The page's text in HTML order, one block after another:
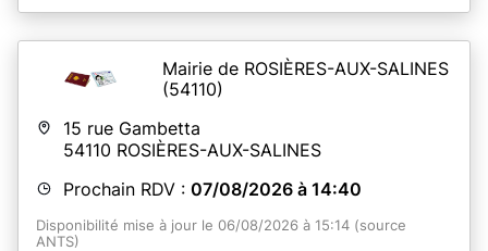
Mairie de ROSIÈRES-AUX-SALINES
(54110)
15 rue Gambetta
54110 ROSIÈRES-AUX-SALINES
Prochain RDV : 07/08/2026 à 14:40
Disponibilité mise à jour le 06/08/2026 à 15:14 (source
ANTS)